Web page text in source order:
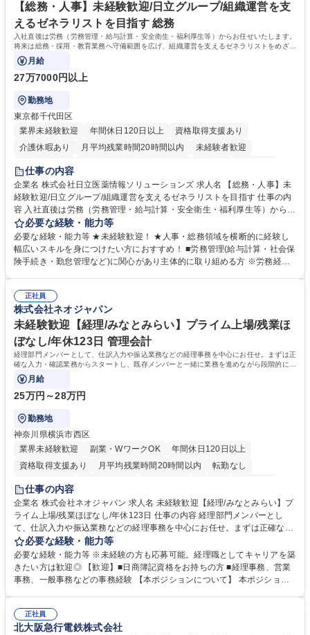
【総務・人事】未経験歓迎/日立グループ/組織運営を支
えるゼネラリストを目指す 総務
入社直後は労務（労務管理・給与計算・安全衛生・福利厚生等）からお任せいたします。
将来は総務・採用・教育業務へ守備範囲を広げ、組織運営を支えるゼネラリストをめざせ
ます。
月給
27万7000円以上
勤務地
東京都千代田区
業界未経験歓迎
年間休日120日以上
資格取得支援あり
介護休暇あり
月平均残業時間20時間以内
未経験者歓迎
住宅手当あり
育休あり
完全週休2日制 交通費支給 土日祝休み 寮・社宅あり
仕事の内容
企業名 株式会社日立医薬情報ソリューションズ 求人名 【総務・人事】未
経験歓迎/日立グループ/組織運営を支えるゼネラリストを目指す 仕事の内
容 入社直後は労務（労務管理・給与計算・安全衛生・福利厚生等）からお
任せいたします。将来は総務・採用・教育業務へ守備範囲を広げ、組織運
営を支えるゼネラリストをめざせます。 ・初期業務：労働時間管理、給与
計算、社会保険対応、福利厚生管理、安全衛生、健康経営推進等をお任せ
します。ご経験に応じて、休職者管理など、幅広く経験を積んでいただき
幅広く経験を積みたい意欲がある方に最適な環境です。 募集職種 【総
務・人事】未経験歓迎/日立グループ/組織運営を支えるゼネラリストを目
指す
必要な経験・能力等
必要な経験・能力等 ★未経験歓迎！ ★人事・総務領域を横断的に経験し
幅広いスキルを身につけたい方におすすめ！ ■労務管理(給与計算・社会保
険手続き・勤怠管理など)に関心があり主体的に取り組める方 ※労務経験
のご経験 ■労務管理（給与計算・社会保険手続き・勤怠管理など）の経験
■衛生管理者の資格をお持ちの方 学歴・資格 学歴：大学院 大学 高専 短大
専修学校 高校 語学力： 資格：
正社員
株式会社ネオジャパン
未経験歓迎【経理/みなとみらい】プライム上場/残業ほ
ぼなし/年休123日 管理会計
経理部門メンバーとして、仕訳入力や振込業務などの経理事務を中心にお任せ。まずは正
確な入力・確認業務からスタートし、既存メンバーと一緒に業務を進めながら段階的に経
理知識を身につけていただきます。
月給
25万円～28万円
勤務地
神奈川県横浜市西区
業界未経験歓迎
副業・WワークOK
年間休日120日以上
資格取得支援あり
月平均残業時間20時間以内
転勤なし
未経験者歓迎
完全週休2日制
交通費支給 駅近5分以内 土日祝休み
服装自由
寮・社宅あり
仕事の内容
企業名 株式会社ネオジャパン 求人名 未経験歓迎【経理/みなとみらい】プ
ライム上場/残業ほぼなし/年休123日 仕事の内容 経理部門メンバーとし
て、仕訳入力や振込業務などの経理事務を中心にお任せ。まずは正確な入
力・確認業務からスタートし、既存メンバーと一緒に業務を進めながら段
階的に経理知識を身につけていただきます。 【具体的には】 ■社内稟議に
基づく仕訳入力 ■月末の振込業務 ■明細作成 ■伝票処理、記帳業務 ■既存
メンバーの業務サポート 【将来的には】 ■月次決算補助 ■四半期・年次決
想定です。 募集職種 未経験歓迎【経理/みなとみらい】プライム上場/残業
ほぼなし/年休123日
必要な経験・能力等
必要な経験・能力等 ※未経験の方も応募可能。経理職としてキャリアを築
きたい方は歓迎◎ 【歓迎】■日商簿記資格をお持ちの方 ■経理事務、営業
事務、一般事務などの事務経験 【本ポジションについて】 本ポジション
当し、3～5年をかけて月次決算・四半期決算・開示資料作成補助などへス
テップアップできます。また、残業は通常月ほぼなく、決算月でも10時間
正社員
北大阪急行電鉄株式会社